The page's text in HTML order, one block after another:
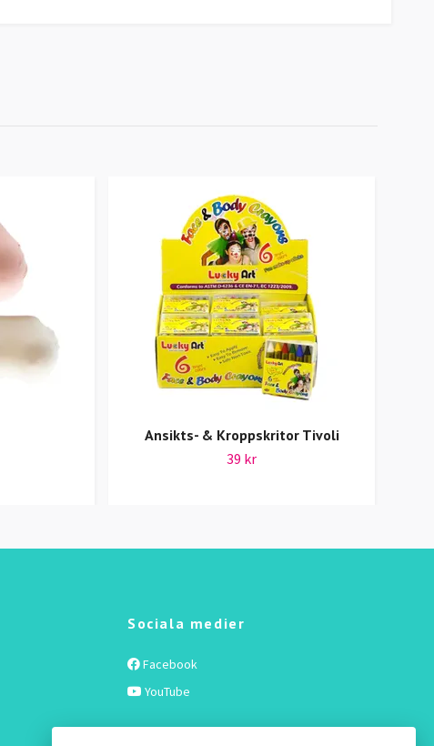
Ansikts- & Kroppskritor Tivoli
39 kr
Sociala medier
Facebook
YouTube